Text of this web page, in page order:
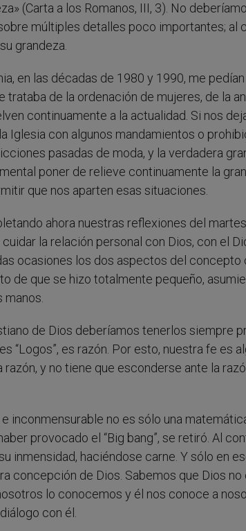
(Carta a los Romanos, III, 3). No
múltiples detalles poco importantes; al
grandeza.
en las décadas de 1980 y 1990, me
trataba de la ordenación de mujeres, de la
continuamente a la actualidad. Si nos
Iglesia con algunos mandamientos o
pasadas de moda, y la verdadera
poner de relieve continuamente la
que nos aparten esas situaciones.
ahora nuestras reflexiones del
la relación personal con Dios, con el
ocasiones los dos aspectos del concepto
de que se hizo totalmente pequeño,
manos.
de Dios deberíamos tenerlos siempre
“Logos”, es razón. Por esto, nuestra fe es
y no tiene que esconderse ante la
inconmensurable no es sólo una
provocado el “Big bang”, se retiró. Al
inmensidad, haciéndose carne. Y sólo en
concepción de Dios. Sabemos que Dios
lo conocemos y él nos conoce a
con él.